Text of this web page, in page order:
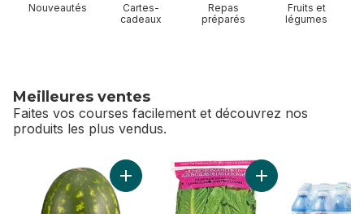
Nouveautés
Cartes-
cadeaux
Repas
préparés
Fruits et
légumes
Meilleures ventes
Faites vos courses facilement et découvrez nos
produits les plus vendus.
sauter Meilleures ventes
Ajouter Melon d’eau rouge sans pépins au
Ajouter Cœur de